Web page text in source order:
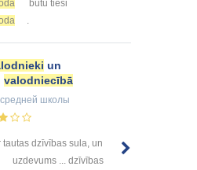
būtu tieši
.
un
valodniecībā
школы
tautas dzīvības sula, un
uzdevums ... dzīvības